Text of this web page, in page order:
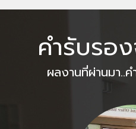
คำรับรอ
ผลงานที่ผ่านมา..